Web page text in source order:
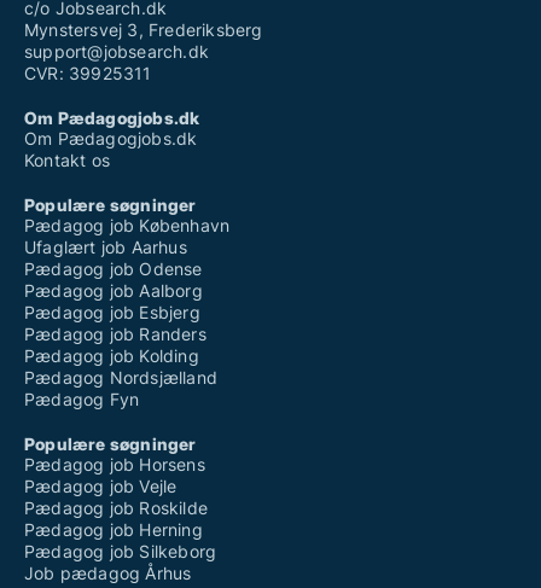
c/o Jobsearch.dk
Mynstersvej 3, Frederiksberg
support@jobsearch.dk
CVR: 39925311
Om Pædagogjobs.dk
Om Pædagogjobs.dk
Kontakt os
Populære søgninger
Pædagog job København
Ufaglært job Aarhus
Pædagog job Odense
Pædagog job Aalborg
Pædagog job Esbjerg
Pædagog job Randers
Pædagog job Kolding
Pædagog Nordsjælland
Pædagog Fyn
Populære søgninger
Pædagog job Horsens
Pædagog job Vejle
Pædagog job Roskilde
Pædagog job Herning
Pædagog job Silkeborg
Job pædagog Århus